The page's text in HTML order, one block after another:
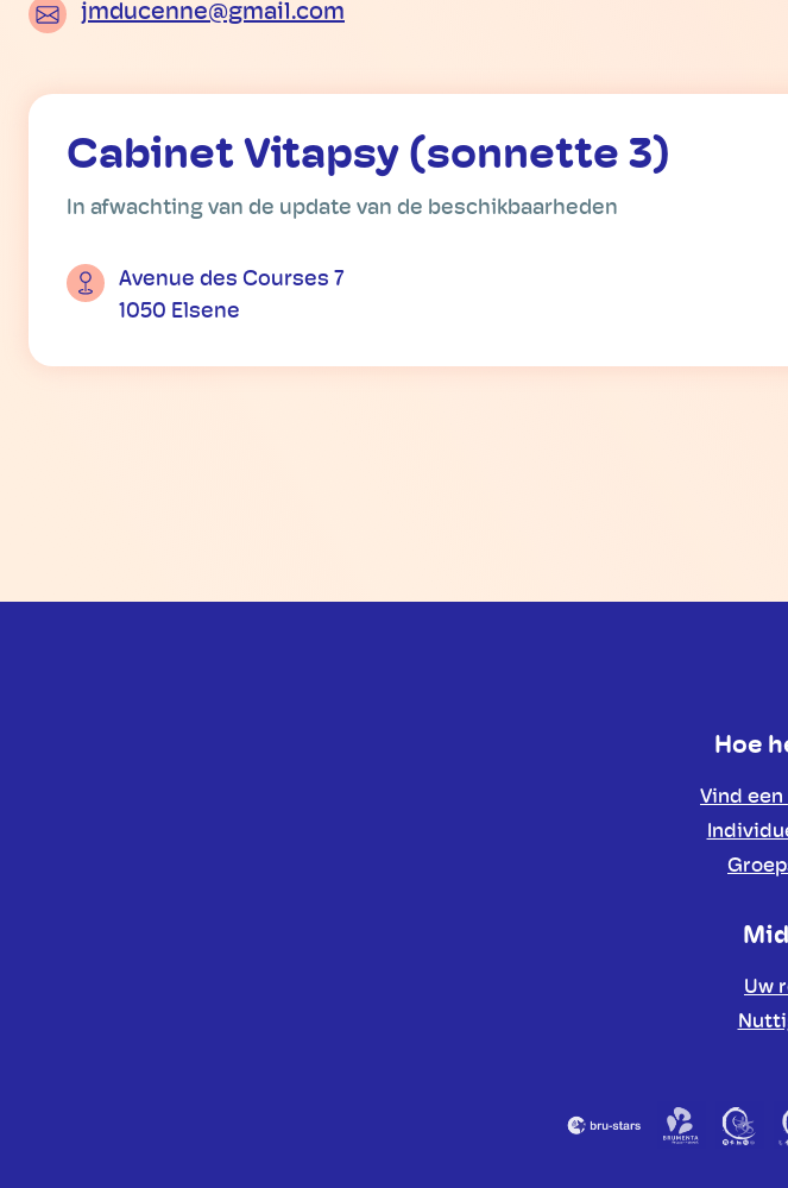
jmducenne@gmail.com
Cabinet Vitapsy (sonnette 3)
In afwachting van de update van de beschikbaarheden
Avenue des Courses 7
1050 Elsene
Hoe
Vind
Uw